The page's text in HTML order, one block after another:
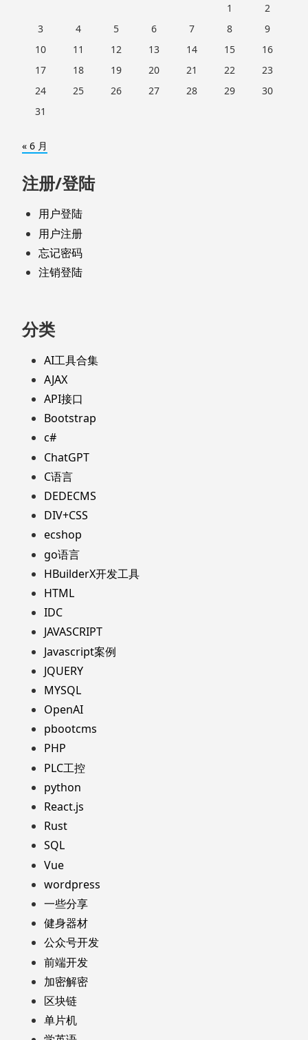
1
2
3
4 5 6 7 8
9
10
11 12 13 14 15
16
17
18 19 20 21 22
23
24
25 26 27 28 29
30
31
« 6 月
注册/登陆
用户登陆
用户注册
忘记密码
注销登陆
分类
AI工具合集
AJAX
API接口
Bootstrap
c#
ChatGPT
C语言
DEDECMS
DIV+CSS
ecshop
go语言
HBuilderX开发工具
HTML
IDC
JAVASCRIPT
Javascript案例
JQUERY
MYSQL
OpenAI
pbootcms
PHP
PLC工控
python
React.js
Rust
SQL
Vue
wordpress
一些分享
健身器材
公众号开发
前端开发
加密解密
区块链
单片机